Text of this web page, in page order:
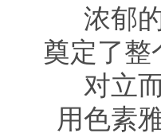
浓郁
奠定了整
对立
用色素